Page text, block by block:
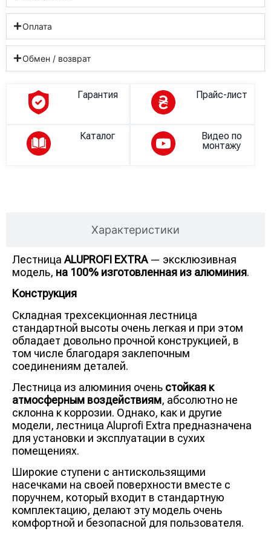
Оплата
Обмен / возврат
Гарантия Прайс-лист
Каталог
Видео по
монтажу
Характеристики
Лестница ALUPROFI EXTRA— эксклюзивная
модель, на 100% изготовленная из алюминия.
Конструкция
Складная трехсекционная лестница
стандартной высоты очень легкая и при этом
обладает довольно прочной конструкцией, в
том числе благодаря заклепочным
соединениям деталей.
Лестница из алюминия очень стойкая к
атмосферным воздействиям, абсолютно не
склонна к коррозии. Однако, как и другие
модели, лестница Aluprofi Extra предназначена
для установки и эксплуатации в сухих
помещениях.
Широкие ступени с антискользящими
насечками на своей поверхности вместе с
поручнем, который входит в стандартную
комплектацию, делают эту модель очень
комфортной и безопасной для пользователя.